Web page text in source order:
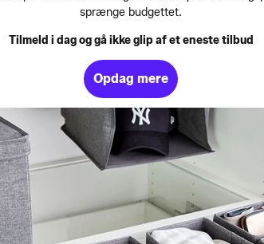
sprænge budgettet.
Tilmeld i dag og gå ikke glip af et eneste tilbud
Opdag mere